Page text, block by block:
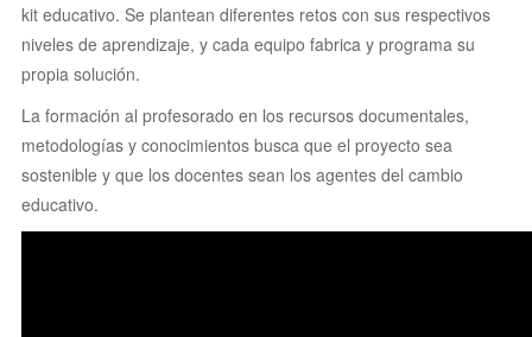
kit educativo. Se plantean diferentes retos con sus respectivos
niveles de aprendizaje, y cada equipo fabrica y programa su
propia solución.
La formación al profesorado en los recursos documentales,
metodologías y conocimientos busca que el proyecto sea
sostenible y que los docentes sean los agentes del cambio
educativo.